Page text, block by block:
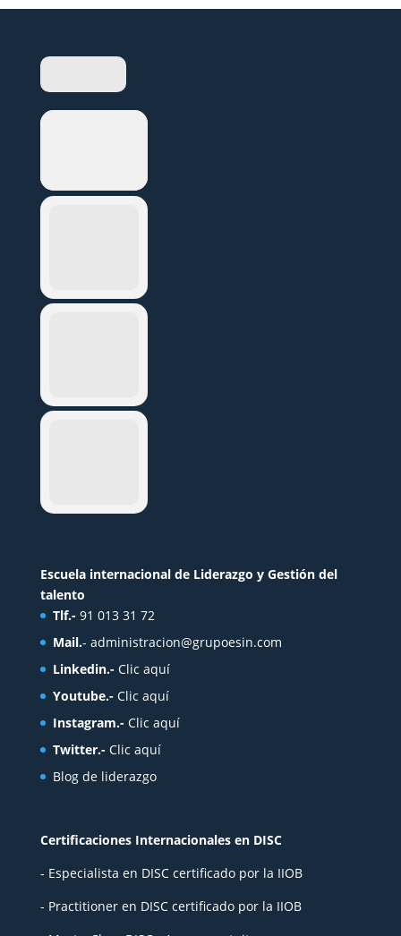
Escuela internacional de Liderazgo y Gestión del
talento
Tlf.- 91 013 31 72
Mail.- administracion@grupoesin.com
Linkedin.- Clic aquí
Youtube.- Clic aquí
Instagram.- Clic aquí
Twitter.- Clic aquí
Blog de liderazgo
Certificaciones Internacionales en DISC
- Especialista en DISC certificado por la IIOB
- Practitioner en DISC certificado por la IIOB